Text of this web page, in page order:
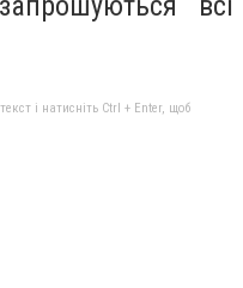
і натисніть Ctrl + Enter, щоб